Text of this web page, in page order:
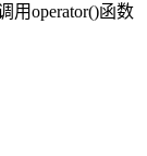
用operator()函数